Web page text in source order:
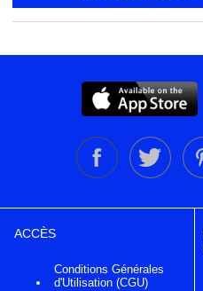
ACCÈS
Conditions Générales
d'Utilisation (CGU)